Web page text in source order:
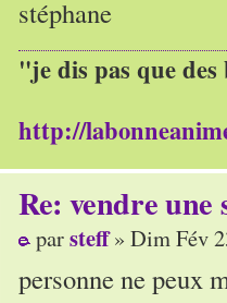
stéphane
"je dis pas que
http://
Re: vendre une
parsteff» Dim Fév
personne ne peux